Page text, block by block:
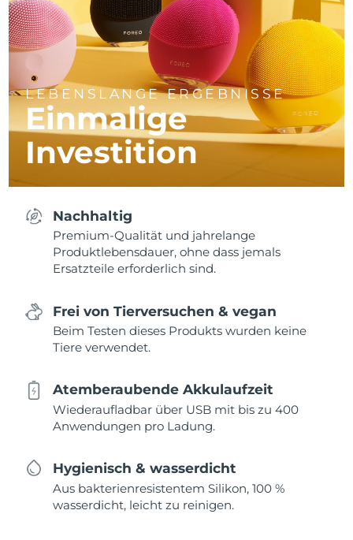
LEBENSLANGE ERGEBNISSE
Einmalige
Investition
Nachhaltig
Premium-Qualität und jahrelange
Produktlebensdauer, ohne dass jemals
Ersatzteile erforderlich sind.
Frei von Tierversuchen & vegan
Beim Testen dieses Produkts wurden keine
Tiere verwendet.
Atemberaubende Akkulaufzeit
Wiederaufladbar über USB mit bis zu 400
Anwendungen pro Ladung.
Hygienisch & wasserdicht
Aus bakterienresistentem Silikon, 100 %
wasserdicht, leicht zu reinigen.